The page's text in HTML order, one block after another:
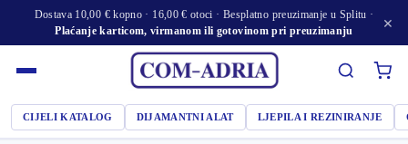
Dostava 10,00 € kopno · 16,00 € otoci · Besplatno preuzimanje u Splitu ·
Plaćanje karticom, virmanom ili gotovinom pri preuzimanju
×
CIJELI KATALOG DIJAMANTNI ALAT LJEPILA I REZINIRANJE